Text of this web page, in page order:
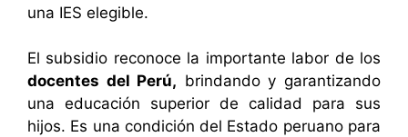
una IES elegible.
El subsidio reconoce la importante labor de los
docentes del Perú, brindando y garantizando
una educación superior de calidad para sus
hijos. Es una condición del Estado peruano para